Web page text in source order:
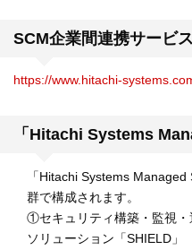
SCM企業間連携サービ
https://www.hitachi-
「Hitachi Systems
「Hitachi Systems
群で構成されます。
①セキュリティ構築・監視・
ソリューション「SHIELD」